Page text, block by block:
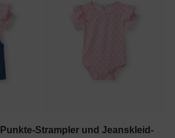
Punkte-Strampler und Jeanskleid-